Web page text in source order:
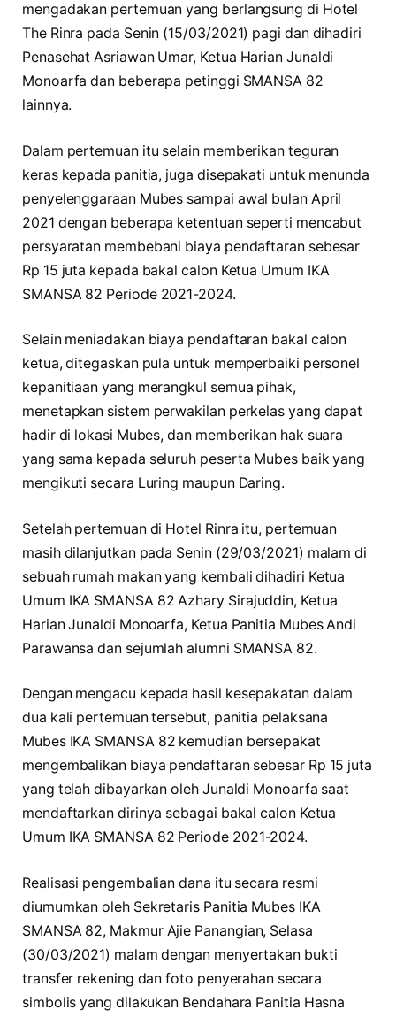
mengadakan pertemuan yang berlangsung di Hotel
The Rinra pada Senin (15/03/2021) pagi dan dihadiri
Penasehat Asriawan Umar, Ketua Harian Junaldi
Monoarfa dan beberapa petinggi SMANSA 82
lainnya.
Dalam pertemuan itu selain memberikan teguran
keras kepada panitia, juga disepakati untuk menunda
penyelenggaraan Mubes sampai awal bulan April
2021 dengan beberapa ketentuan seperti mencabut
persyaratan membebani biaya pendaftaran sebesar
Rp 15 juta kepada bakal calon Ketua Umum IKA
SMANSA 82 Periode 2021-2024.
Selain meniadakan biaya pendaftaran bakal calon
ketua, ditegaskan pula untuk memperbaiki personel
kepanitiaan yang merangkul semua pihak,
menetapkan sistem perwakilan perkelas yang dapat
hadir di lokasi Mubes, dan memberikan hak suara
yang sama kepada seluruh peserta Mubes baik yang
mengikuti secara Luring maupun Daring.
Setelah pertemuan di Hotel Rinra itu, pertemuan
masih dilanjutkan pada Senin (29/03/2021) malam di
sebuah rumah makan yang kembali dihadiri Ketua
Umum IKA SMANSA 82 Azhary Sirajuddin, Ketua
Harian Junaldi Monoarfa, Ketua Panitia Mubes Andi
Parawansa dan sejumlah alumni SMANSA 82.
Dengan mengacu kepada hasil kesepakatan dalam
dua kali pertemuan tersebut, panitia pelaksana
Mubes IKA SMANSA 82 kemudian bersepakat
mengembalikan biaya pendaftaran sebesar Rp 15 juta
yang telah dibayarkan oleh Junaldi Monoarfa saat
mendaftarkan dirinya sebagai bakal calon Ketua
Umum IKA SMANSA 82 Periode 2021-2024.
Realisasi pengembalian dana itu secara resmi
diumumkan oleh Sekretaris Panitia Mubes IKA
SMANSA 82, Makmur Ajie Panangian, Selasa
(30/03/2021) malam dengan menyertakan bukti
transfer rekening dan foto penyerahan secara
simbolis yang dilakukan Bendahara Panitia Hasna